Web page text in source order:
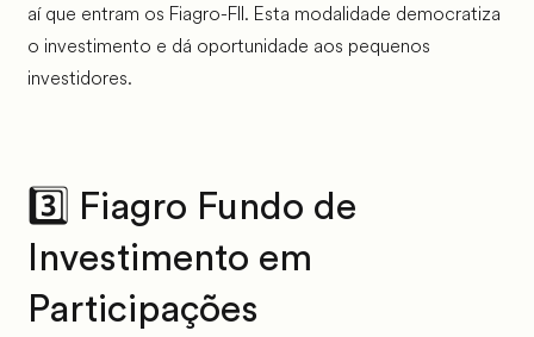
aí que entram os Fiagro-FII. Esta modalidade democratiza
o investimento e dá oportunidade aos pequenos
investidores.
3️⃣ Fiagro Fundo de
Investimento em
Participações